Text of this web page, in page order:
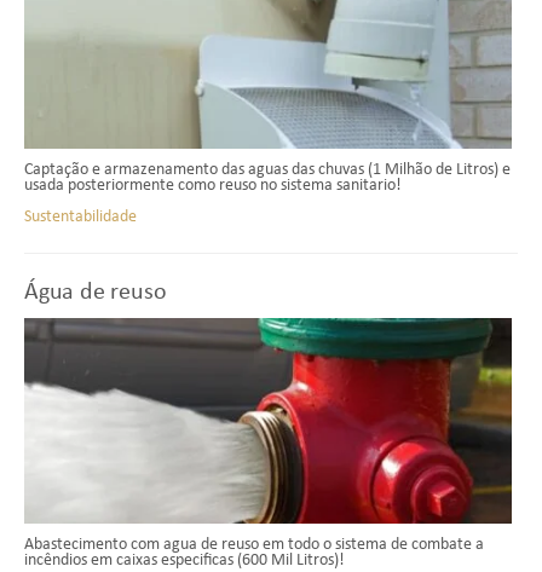
Captação e armazenamento das aguas das chuvas (1 Milhão de Litros) e
usada posteriormente como reuso no sistema sanitario!
Sustentabilidade
Água de reuso
Abastecimento com agua de reuso em todo o sistema de combate a
incêndios em caixas especificas (600 Mil Litros)!